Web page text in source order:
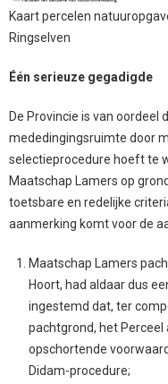
Kaart percelen
Ringselven
Één serieuze gegadigde
De Provincie is van oordeel
mededingingsruimte door
selectieprocedure hoeft te
Maatschap Lamers op
toetsbare en redelijke
aanmerking komt voor de
Maatschap Lamers
Hoort, had aldaar dus
ingestemd dat, ter
pachtgrond, het
opschortende
Didam-procedure;